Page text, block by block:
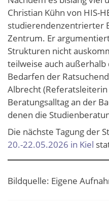
Christian Kühn von HIS-
studierendenzentrierter
Zentrum. Er
Strukturen nicht
teilweise auch
Bedarfen der
Albrecht
Beratungsalltag an der
denen die
Die nächste Tagung der
20.-22.05.2026 in Kiel
Bildquelle: Eigene